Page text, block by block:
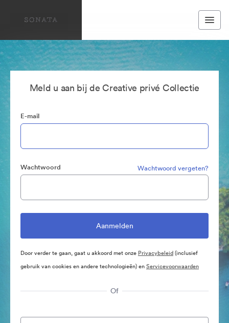
Meld u aan bij de Creative privé Collectie
E-mail
Wachtwoord Wachtwoord vergeten?
Door verder te gaan, gaat u akkoord met onze Privacybeleid(inclusief
gebruik van cookies en andere technologieën) enServicevoorwaarden
Of